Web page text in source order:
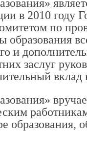
в 2010 году
по
и
заслуг
вклад
образования,